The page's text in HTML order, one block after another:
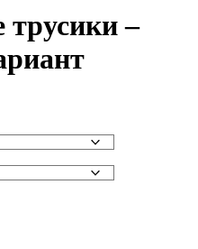
трусики –